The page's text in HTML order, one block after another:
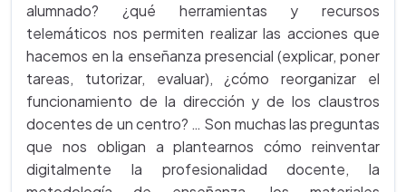
alumnado? ¿qué herramientas y recursos
telemáticos nos permiten realizar las acciones que
hacemos en la enseñanza presencial (explicar, poner
tareas, tutorizar, evaluar), ¿cómo reorganizar el
funcionamiento de la dirección y de los claustros
docentes de un centro? … Son muchas las preguntas
que nos obligan a plantearnos cómo reinventar
digitalmente la profesionalidad docente, la